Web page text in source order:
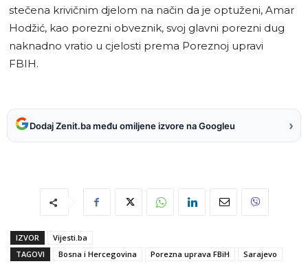
stečena krivičnim djelom na način da je optuženi, Amar
Hodžić, kao porezni obveznik, svoj glavni porezni dug
naknadno vratio u cjelosti prema Poreznoj upravi
FBIH.
Dodaj Zenit.ba među omiljene izvore na Googleu ›
IZVOR
Vijesti.ba
TAGOVI
Bosna i Hercegovina Porezna uprava FBiH Sarajevo